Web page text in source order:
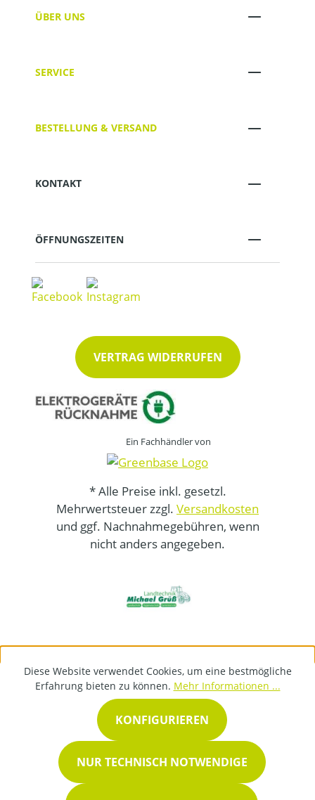
ÜBER UNS
SERVICE
BESTELLUNG & VERSAND
KONTAKT
ÖFFNUNGSZEITEN
VERTRAG WIDERRUFEN
Ein Fachhändler von
* Alle Preise inkl. gesetzl.
Mehrwertsteuer zzgl. Versandkosten
und ggf. Nachnahmegebühren, wenn
nicht anders angegeben.
Diese Website verwendet Cookies, um eine bestmögliche
Erfahrung bieten zu können. Mehr Informationen ...
NUR TECHNISCH NOTWENDIGE
KONFIGURIEREN